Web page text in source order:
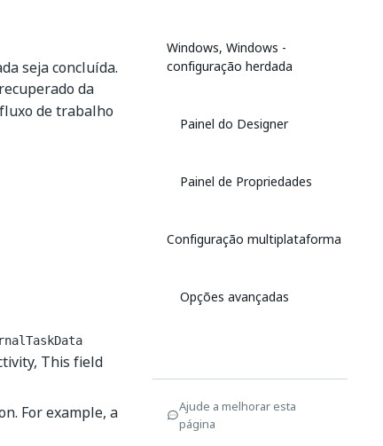
seja concluída.
recuperado da
de trabalho
This field
For example, a
Windows, Windows -
configuração herdada
Painel do Designer
Painel de Propriedades
Configuração multiplataforma
Opções avançadas
Ajude a melhorar esta
página